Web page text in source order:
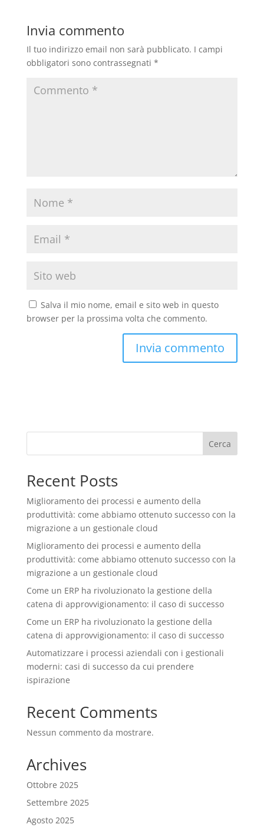
Invia commento
Il tuo indirizzo email non sarà pubblicato. I campi
obbligatori sono contrassegnati *
Salva il mio nome, email e sito web in questo
browser per la prossima volta che commento.
Cerca
Recent Posts
Miglioramento dei processi e aumento della
produttività: come abbiamo ottenuto successo con la
migrazione a un gestionale cloud
Miglioramento dei processi e aumento della
produttività: come abbiamo ottenuto successo con la
migrazione a un gestionale cloud
Come un ERP ha rivoluzionato la gestione della
catena di approvvigionamento: il caso di successo
Come un ERP ha rivoluzionato la gestione della
catena di approvvigionamento: il caso di successo
Automatizzare i processi aziendali con i gestionali
moderni: casi di successo da cui prendere
ispirazione
Recent Comments
Nessun commento da mostrare.
Archives
Ottobre 2025
Settembre 2025
Agosto 2025